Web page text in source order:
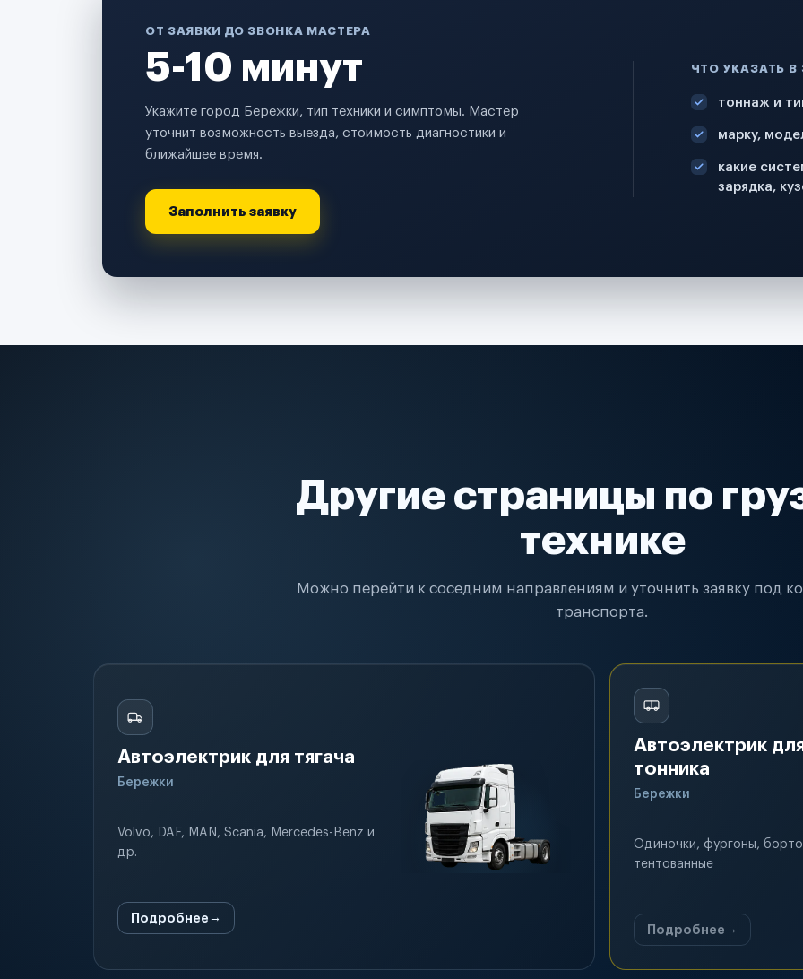
ОТ ЗАЯВКИ ДО ЗВОНКА МАСТЕРА
5-10 минут
Укажите город Бережки, тип техники и симптомы. Мастер
уточнит возможность выезда, стоимость диагностики и
ближайшее время.
Заполнить заявку
ЧТО УКАЗАТЬ В
тоннаж и
марку,
какие
зарядка,
Другие страницы по
технике
Можно перейти к соседним направлениям и уточнить заявку под
транспорта.
Автоэлектрик для тягача
Бережки
Volvo, DAF, MAN, Scania, Mercedes-Benz и
др.
Подробнее
Автоэлектрик
тонника
Бережки
Одиночки, фургоны,
тентованные
Подробнее